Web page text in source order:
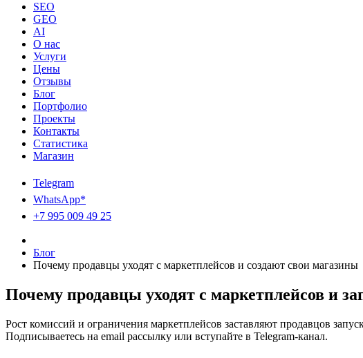
SEO
GEO
AI
О нас
Услуги
Цены
Отзывы
Блог
Портфолио
Проекты
Контакты
Статистика
Магазин
Telegram
WhatsApp*
+7 995 009 49 25
Блог
Почему продавцы уходят с маркетплейсов и создают свои магазины
Почему продавцы уходят с маркетплейсов и
Рост комиссий и ограничения маркетплейсов заставляют продавцов
Подписываетесь на email рассылку или вступайте в Telegram-канал.